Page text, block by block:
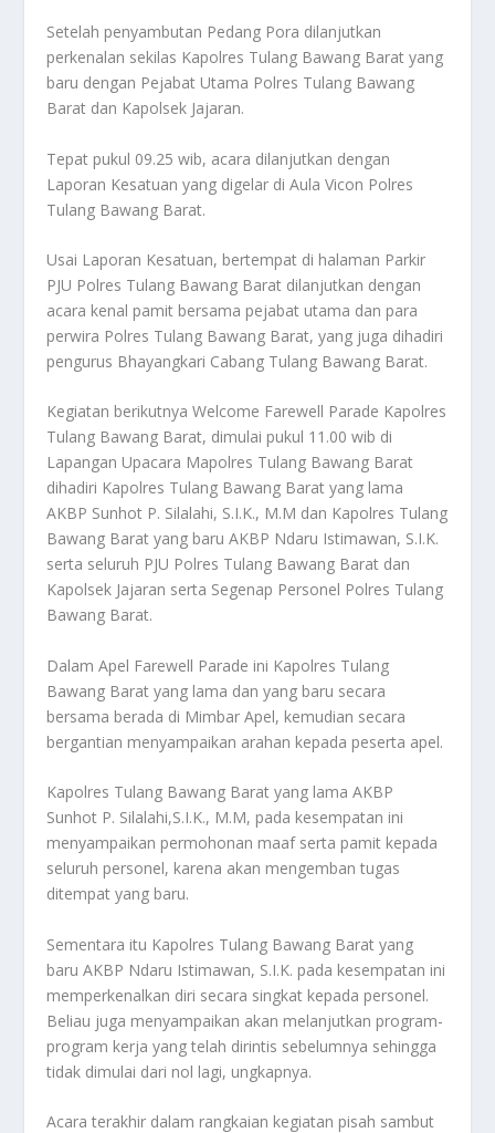
Setelah penyambutan Pedang Pora dilanjutkan
perkenalan sekilas Kapolres Tulang Bawang Barat yang
baru dengan Pejabat Utama Polres Tulang Bawang
Barat dan Kapolsek Jajaran.
Tepat pukul 09.25 wib, acara dilanjutkan dengan
Laporan Kesatuan yang digelar di Aula Vicon Polres
Tulang Bawang Barat.
Usai Laporan Kesatuan, bertempat di halaman Parkir
PJU Polres Tulang Bawang Barat dilanjutkan dengan
acara kenal pamit bersama pejabat utama dan para
perwira Polres Tulang Bawang Barat, yang juga dihadiri
pengurus Bhayangkari Cabang Tulang Bawang Barat.
Kegiatan berikutnya Welcome Farewell Parade Kapolres
Tulang Bawang Barat, dimulai pukul 11.00 wib di
Lapangan Upacara Mapolres Tulang Bawang Barat
dihadiri Kapolres Tulang Bawang Barat yang lama
AKBP Sunhot P. Silalahi, S.I.K., M.M dan Kapolres Tulang
Bawang Barat yang baru AKBP Ndaru Istimawan, S.I.K.
serta seluruh PJU Polres Tulang Bawang Barat dan
Kapolsek Jajaran serta Segenap Personel Polres Tulang
Bawang Barat.
Dalam Apel Farewell Parade ini Kapolres Tulang
Bawang Barat yang lama dan yang baru secara
bersama berada di Mimbar Apel, kemudian secara
bergantian menyampaikan arahan kepada peserta apel.
Kapolres Tulang Bawang Barat yang lama AKBP
Sunhot P. Silalahi,S.I.K., M.M, pada kesempatan ini
menyampaikan permohonan maaf serta pamit kepada
seluruh personel, karena akan mengemban tugas
ditempat yang baru.
Sementara itu Kapolres Tulang Bawang Barat yang
baru AKBP Ndaru Istimawan, S.I.K. pada kesempatan ini
memperkenalkan diri secara singkat kepada personel.
Beliau juga menyampaikan akan melanjutkan program-
program kerja yang telah dirintis sebelumnya sehingga
tidak dimulai dari nol lagi, ungkapnya.
Acara terakhir dalam rangkaian kegiatan pisah sambut